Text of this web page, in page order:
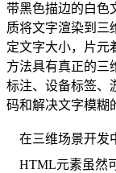
带黑色描边的白色
质将文字渲染到三
定文字大小，片元
方法具有真正的三
标注、设备标签、
码和解决文字模糊
在三维场景开发
HTML元素虽然